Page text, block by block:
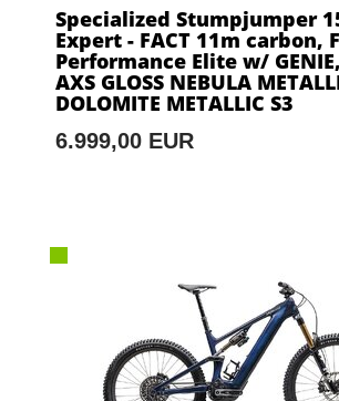
Specialized Stumpjumper
Expert - FACT 11m carbon,
Performance Elite w/
AXS GLOSS NEBULA
DOLOMITE METALLIC S3
6.999,00 EUR